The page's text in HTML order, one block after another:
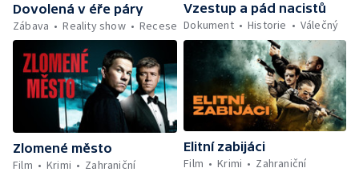
Dovolená v éře páry
Zábava
Reality show Recese
Vzestup a pád nacistů
Dokument
Historie Válečný
Zlomené město
Film
Krimi Zahraniční
Elitní zabijáci
Film
Krimi Zahraniční